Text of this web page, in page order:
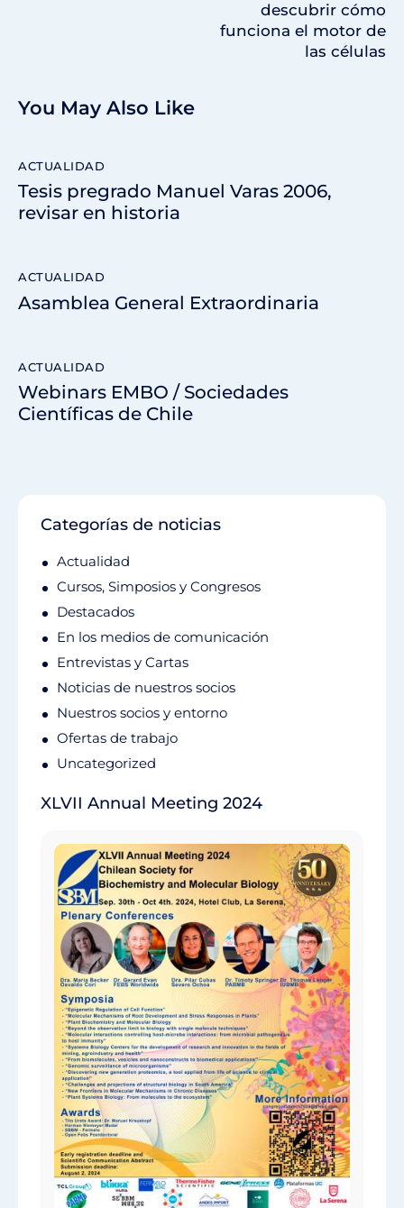
descubrir cómo
funciona el motor de
las células
You May Also Like
ACTUALIDAD
Tesis pregrado Manuel Varas 2006,
revisar en historia
ACTUALIDAD
Asamblea General Extraordinaria
ACTUALIDAD
Webinars EMBO / Sociedades
Científicas de Chile
Categorías de noticias
Actualidad
Cursos, Simposios y Congresos
Destacados
En los medios de comunicación
Entrevistas y Cartas
Noticias de nuestros socios
Nuestros socios y entorno
Ofertas de trabajo
Uncategorized
XLVII Annual Meeting 2024